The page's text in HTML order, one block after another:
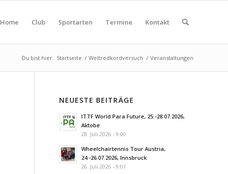
Home Club Sportarten Termine Kontakt
Du bist hier: Startseite / Weltredkordversuch / Veranstaltungen
NEUESTE BEITRÄGE
ITTF World Para Future, 25.-28.07.2026,
Aktobe
28. Juli 2026 - 9:00
Wheelchairtennis Tour Austria,
24.-26.07.2026, Innsbruck
26. Juli 2026 - 9:01